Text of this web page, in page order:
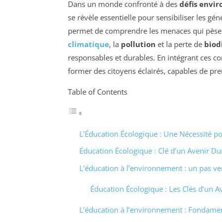
Dans un monde confronté à des défis
se révèle essentielle pour sensibiliser les
permet de comprendre les menaces qui
climatique, la pollution et la perte de
responsables et durables. En intégrant ces
former des citoyens éclairés, capables de
Table of Contents
L’Éducation Écologique : Une Nécessité
Éducation Écologique : Clé d’un Avenir
L’éducation à l’environnement : un pas
Éducation Écologique : Les Clés d’un
L’éducation à l’environnement :